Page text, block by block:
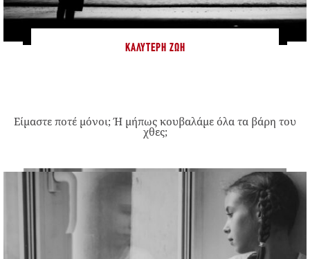
ΚΑΛΎΤΕΡΗ ΖΩΉ
Είμαστε ποτέ μόνοι; Ή μήπως κουβαλάμε όλα τα βάρη του
χθες;